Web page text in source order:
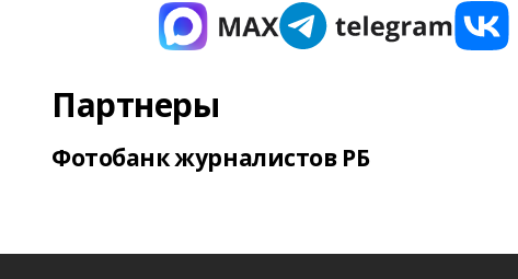
Партнеры
Фотобанк журналистов РБ